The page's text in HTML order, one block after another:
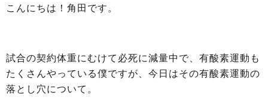
こんにちは！角田です。
試合の契約体重にむけて必死に減量中で、有酸素運動も
たくさんやっている僕ですが、今日はその有酸素運動の
落とし穴について。